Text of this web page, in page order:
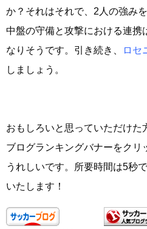
か？それはそれで、2人の強み
中盤の守備と攻撃における連携
なりそうです。引き続き、
ロセ
しましょう。
おもしろいと思っていただけた
ブログランキングバナーをクリ
うれしいです。所要時間は5秒
いたします！